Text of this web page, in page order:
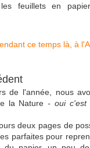
feuillets en
de l'année, nous
la Nature - oui c'est
deux pages de
parfaites pour